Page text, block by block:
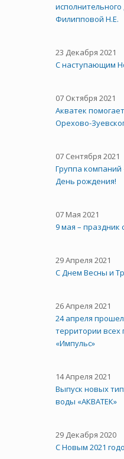
Филипповой Н.Е.
23 Декабря 2021
С наступающим
07 Октября 2021
Акватек
Орехово-
07 Сентября 2021
Группа компаний
День рождения!
07 Мая 2021
9 мая – праздник
29 Апреля 2021
C Днем Весны и
26 Апреля 2021
24 апреля
территории всех
«Импульс»
14 Апреля 2021
Выпуск новых
воды «АКВАТЕК»
29 Декабря 2020
С Новым 2021